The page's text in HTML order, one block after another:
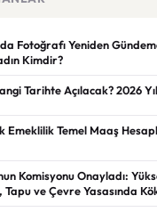
Fotoğrafı Yeniden
Kimdir?
Tarihte Açılacak? 2026
Emeklilik Temel Maaş
Komisyonu Onayladı:
Tapu ve Çevre Yasasında